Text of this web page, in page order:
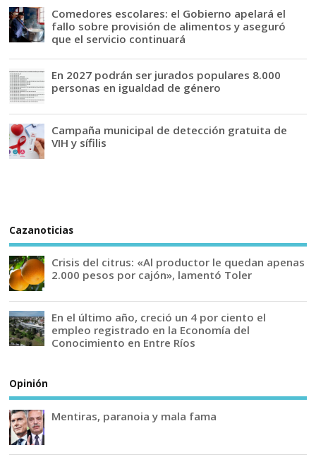
Comedores escolares: el Gobierno apelará el
fallo sobre provisión de alimentos y aseguró
que el servicio continuará
En 2027 podrán ser jurados populares 8.000
personas en igualdad de género
Campaña municipal de detección gratuita de
VIH y sífilis
Cazanoticias
Crisis del citrus: «Al productor le quedan apenas
2.000 pesos por cajón», lamentó Toler
En el último año, creció un 4 por ciento el
empleo registrado en la Economía del
Conocimiento en Entre Ríos
Opinión
Mentiras, paranoia y mala fama